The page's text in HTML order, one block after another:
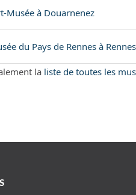
Musée à Douarnenez
du Pays de Rennes à Rennes
la liste de toutes les